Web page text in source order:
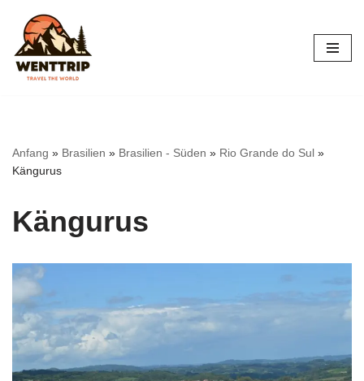
Zum
Inhalt
springen
Anfang » Brasilien » Brasilien - Süden » Rio Grande do Sul »
Kängurus
Kängurus